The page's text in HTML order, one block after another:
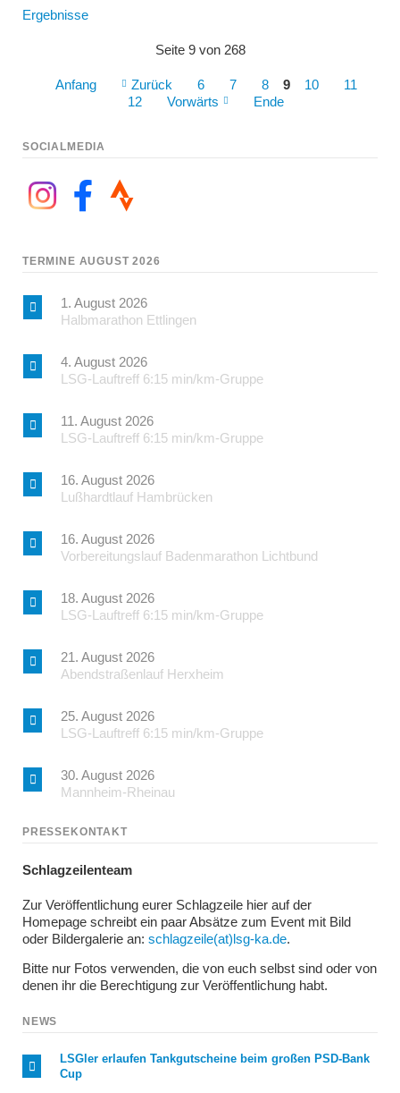
Ergebnisse
Seite 9 von 268
Anfang Zurück 6 7 8 9 10
11
12
Vorwärts Ende
SOCIALMEDIA
TERMINE AUGUST 2026
1. August 2026
Halbmarathon Ettlingen
4. August 2026
LSG-Lauftreff 6:15 min/km-Gruppe
11. August 2026
LSG-Lauftreff 6:15 min/km-Gruppe
16. August 2026
Lußhardtlauf Hambrücken
16. August 2026
Vorbereitungslauf Badenmarathon Lichtbund
18. August 2026
LSG-Lauftreff 6:15 min/km-Gruppe
21. August 2026
Abendstraßenlauf Herxheim
25. August 2026
LSG-Lauftreff 6:15 min/km-Gruppe
30. August 2026
Mannheim-Rheinau
PRESSEKONTAKT
Schlagzeilenteam
Zur Veröffentlichung eurer Schlagzeile hier auf der
Homepage schreibt ein paar Absätze zum Event mit Bild
oder Bildergalerie an: schlagzeile(at)lsg-ka.de.
Bitte nur Fotos verwenden, die von euch selbst sind oder von
denen ihr die Berechtigung zur Veröffentlichung habt.
NEWS
LSGler erlaufen Tankgutscheine beim großen PSD-Bank
Cup